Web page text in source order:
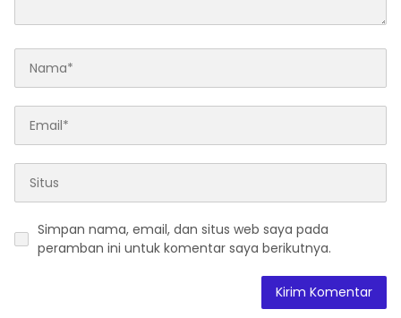
Simpan nama, email, dan situs web saya pada
peramban ini untuk komentar saya berikutnya.